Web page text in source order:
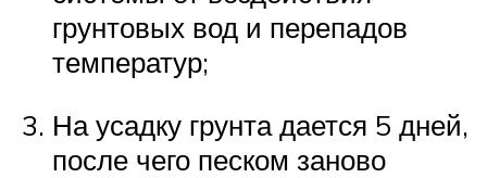
грунтовых вод и перепадов
температур;
На усадку грунта дается 5 дней,
после чего песком заново